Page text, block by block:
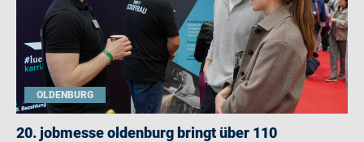
OLDENBURG
20. jobmesse oldenburg bringt über 110